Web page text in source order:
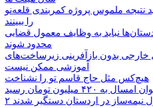
نتیجه ملموس پروژه کمربندی قلعه‌نو
را ببینند
نباید به وظایف معمول قضایی
محدود شوند
بدون بازآفرینی زیرساخت‌های
آموزشی ممکن نیست
هیچ‌کس مثل حاج قاسم تو را نشناخت
میلیون تومان رسید
نیمه‌ساز در اردستان دستگیر شدند